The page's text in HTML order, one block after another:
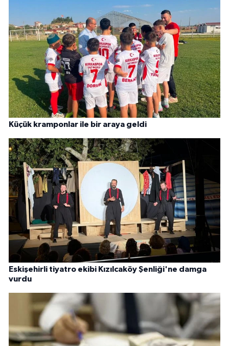
Küçük kramponlar ile bir araya geldi
Eskişehirli tiyatro ekibi Kızılcaköy Şenliği'ne damga
vurdu